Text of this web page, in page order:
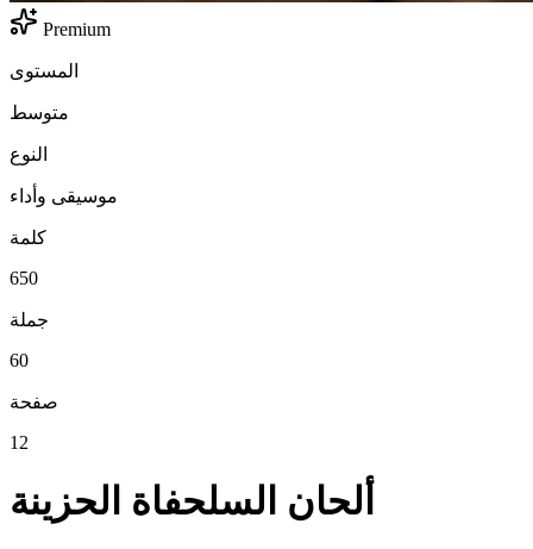
Premium
المستوى
متوسط
النوع
موسيقى وأداء
كلمة
650
جملة
60
صفحة
12
ألحان السلحفاة الحزينة